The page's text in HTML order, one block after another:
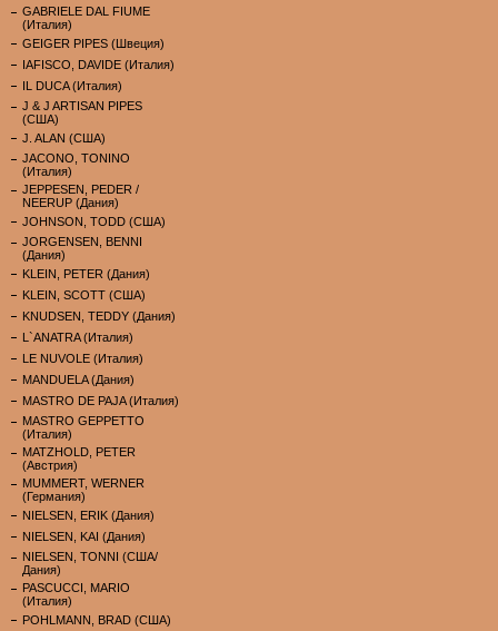
GABRIELE DAL FIUME
(Италия)
GEIGER PIPES (Швеция)
IAFISCO, DAVIDE (Италия)
IL DUCA (Италия)
J & J ARTISAN PIPES
(США)
J. ALAN (США)
JACONO, TONINO
(Италия)
JEPPESEN, PEDER /
NEERUP (Дания)
JOHNSON, TODD (США)
JORGENSEN, BENNI
(Дания)
KLEIN, PETER (Дания)
KLEIN, SCOTT (США)
KNUDSEN, TEDDY (Дания)
L`ANATRA (Италия)
LE NUVOLE (Италия)
MANDUELA (Дания)
MASTRO DE PAJA (Италия)
MASTRO GEPPETTO
(Италия)
MATZHOLD, PETER
(Австрия)
MUMMERT, WERNER
(Германия)
NIELSEN, ERIK (Дания)
NIELSEN, KAI (Дания)
NIELSEN, TONNI (США/
Дания)
PASCUCCI, MARIO
(Италия)
POHLMANN, BRAD (США)